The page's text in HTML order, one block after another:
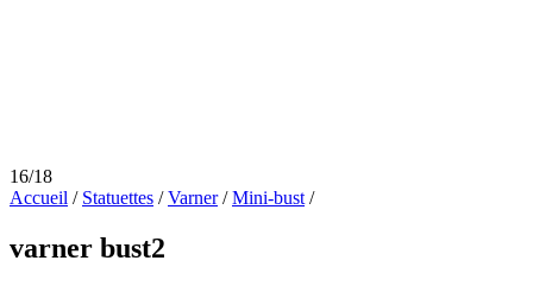
16/18
Accueil / Statuettes /Varner/Mini-bust /
varner bust2